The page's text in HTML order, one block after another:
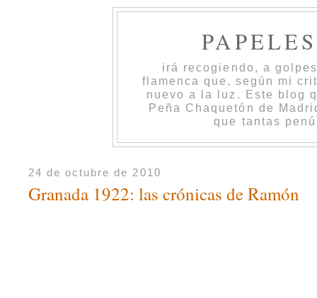
irá recogiendo, a
flamenca que, según mi
nuevo a la luz. Este blog
Peña Chaquetón de
que tantas
24 de octubre de 2010
Granada 1922: las crónicas de Ramón